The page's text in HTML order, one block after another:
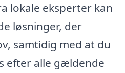
lokale eksperter kan
løsninger, der
samtidig med at du
efter alle gældende